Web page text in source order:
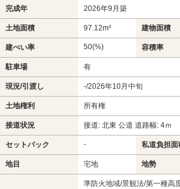
完成年 2026年9月築
土地面積 97.12m² 建物面積
建ぺい率 50(%) 容積率
駐車場 有
現況/引渡し -/2026年10月中旬
土地権利 所有権
接道状況 接道: 北東 公道 道路幅: 4ｍ
セットバック - 私道負担面
地目 宅地 地勢
準防火地域/景観法/第一種高